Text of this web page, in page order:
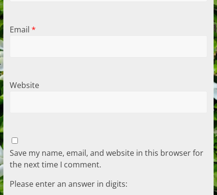
Email *
Website
Save my name, email, and website in this browser for
the next time I comment.
Please enter an answer in digits: